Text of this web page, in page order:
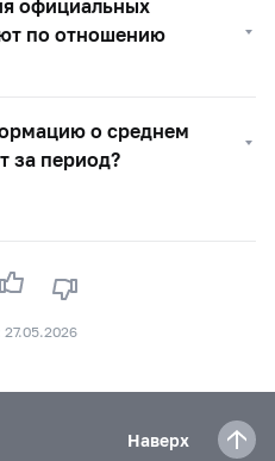
официальных
по отношению
о среднем
за период?
Наверх